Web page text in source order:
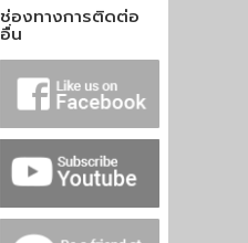
ช่องทางการติดต่อ
อื่น